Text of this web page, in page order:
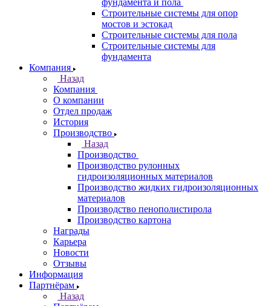
фундамента и пола
Строительные системы для опор
мостов и эстокад
Строительные системы для пола
Строительные системы для
фундамента
Компания
Назад
Компания
О компании
Отдел продаж
История
Производство
Назад
Производство
Производство рулонных
гидроизоляционных материалов
Производство жидких гидроизоляционных
материалов
Производство пенополистирола
Производство картона
Награды
Карьера
Новости
Отзывы
Информация
Партнёрам
Назад